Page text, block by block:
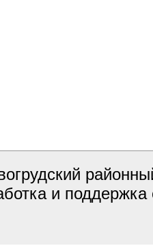
и поддержка